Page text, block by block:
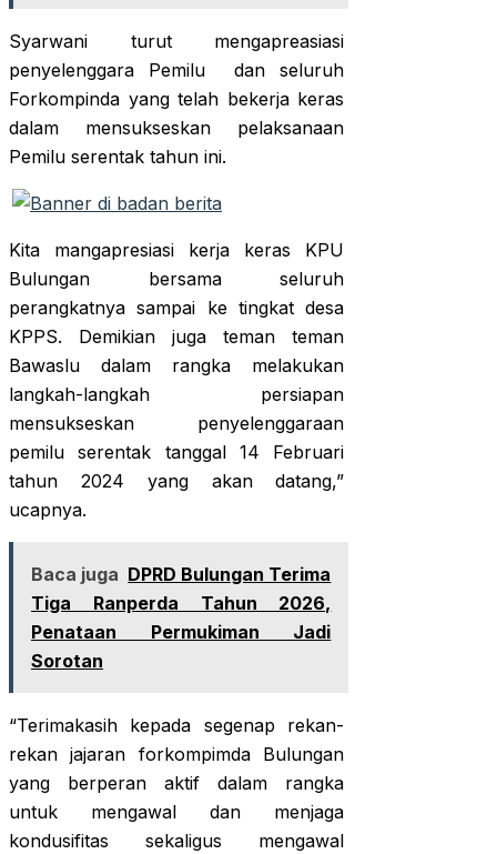
Syarwani turut mengapreasiasi
penyelenggara Pemilu dan seluruh
Forkompinda yang telah bekerja keras
dalam mensukseskan pelaksanaan
Pemilu serentak tahun ini.
Kita mangapresiasi kerja keras KPU
Bulungan bersama seluruh
perangkatnya sampai ke tingkat desa
KPPS. Demikian juga teman teman
Bawaslu dalam rangka melakukan
langkah-langkah persiapan
mensukseskan penyelenggaraan
pemilu serentak tanggal 14 Februari
tahun 2024 yang akan datang,”
ucapnya.
Baca juga DPRD Bulungan Terima
Tiga Ranperda Tahun 2026,
Penataan Permukiman Jadi
Sorotan
“Terimakasih kepada segenap rekan-
rekan jajaran forkompimda Bulungan
yang berperan aktif dalam rangka
untuk mengawal dan menjaga
kondusifitas sekaligus mengawal